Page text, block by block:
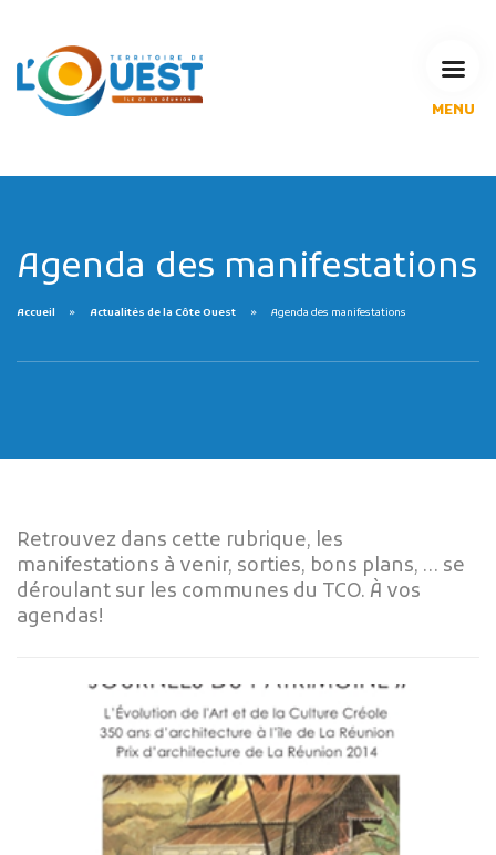
MENU
Publicité des actes
Marchés publics
Projets financés par l'Europe
Plans d'accès
Agenda des manifestations
Accueil Actualités de la Côte Ouest Agenda des manifestations
Retrouvez dans cette rubrique, les
manifestations à venir, sorties, bons plans, … se
déroulant sur les communes du TCO. À vos
agendas!